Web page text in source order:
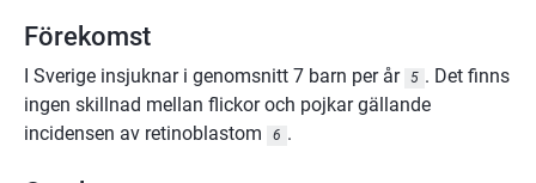
Förekomst
I Sverige insjuknar i genomsnitt 7 barn per år 5 . Det finns
ingen skillnad mellan flickor och pojkar gällande
incidensen av retinoblastom
6 .